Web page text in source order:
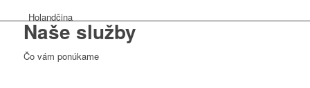
Holandčina
Naše služby
Čo vám ponúkame